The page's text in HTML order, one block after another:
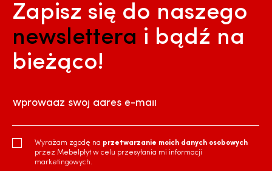
Zapisz się do naszego
newslettera i bądź na
bieżąco!
Wprowadź swój adres e-mail
Wyrażam zgodę na przetwarzanie moich danych osobowych
przez Mebelpłyt w celu przesyłania mi informacji
marketingowych.